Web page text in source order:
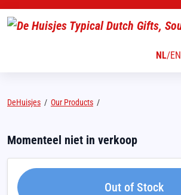
NL/EN
DeHuisjes / Our Products /
Momenteel niet in verkoop
Out of Stock